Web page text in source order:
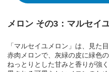
メロン その3：マルセイ
「マルセイユメロン」は、見た
赤肉メロンで、灰緑の皮に緑色
ねっとりとした甘みと香りが強